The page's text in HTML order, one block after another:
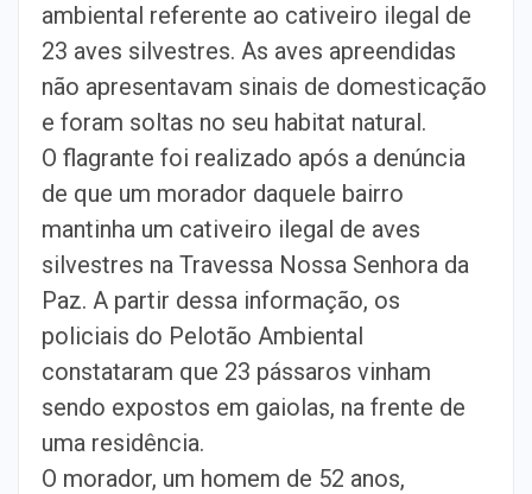
ambiental referente ao cativeiro ilegal de
23 aves silvestres. As aves apreendidas
não apresentavam sinais de domesticação
e foram soltas no seu habitat natural.
O flagrante foi realizado após a denúncia
de que um morador daquele bairro
mantinha um cativeiro ilegal de aves
silvestres na Travessa Nossa Senhora da
Paz. A partir dessa informação, os
policiais do Pelotão Ambiental
constataram que 23 pássaros vinham
sendo expostos em gaiolas, na frente de
uma residência.
O morador, um homem de 52 anos,